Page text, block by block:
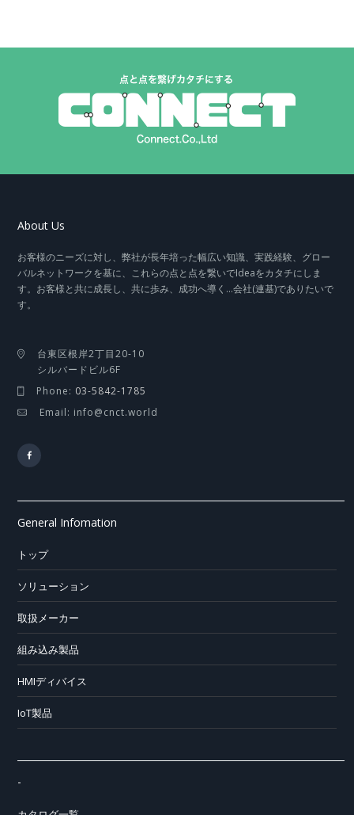
About Us
お客様のニーズに対し、弊社が長年培った幅広い知識、実践経験、グロー
バルネットワークを基に、これらの点と点を繋いでIdeaをカタチにしま
す。お客様と共に成長し、共に歩み、成功へ導く…会社(連基)でありたいで
す。
台東区根岸2丁目20-10
シルバードビル6F
Phone: 03-5842-1785
Email: info@cnct.world
General Infomation
トップ
ソリューション
取扱メーカー
組み込み製品
HMIディバイス
IoT製品
-